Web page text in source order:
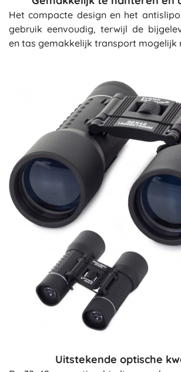
Het compacte design en het
gebruik eenvoudig, terwijl de
en tas gemakkelijk transport mogelijk
Uitstekende optische